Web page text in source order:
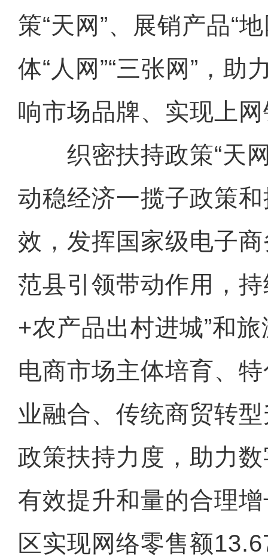
策“天网”、展销产品“
体“人网”“三张网”，助
响市场品牌、实现上
织密扶持政策“天网
动稳经济一揽子政策
效，发挥国家级电子
范县引领带动作用，
+农产品出村进城”和
电商市场主体培育、
业融合、传统商贸转
政策扶持力度，助力
有效提升和量的合理
区实现网络零售额